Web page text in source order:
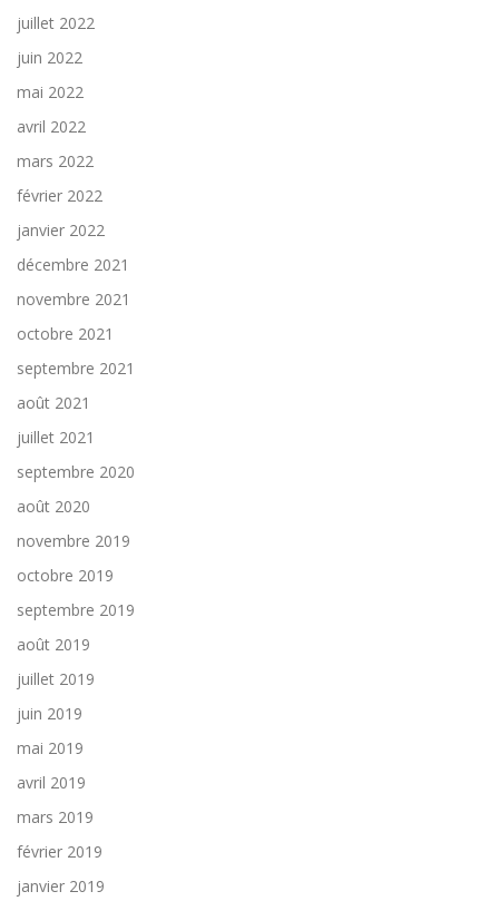
juillet 2022
juin 2022
mai 2022
avril 2022
mars 2022
février 2022
janvier 2022
décembre 2021
novembre 2021
octobre 2021
septembre 2021
août 2021
juillet 2021
septembre 2020
août 2020
novembre 2019
octobre 2019
septembre 2019
août 2019
juillet 2019
juin 2019
mai 2019
avril 2019
mars 2019
février 2019
janvier 2019